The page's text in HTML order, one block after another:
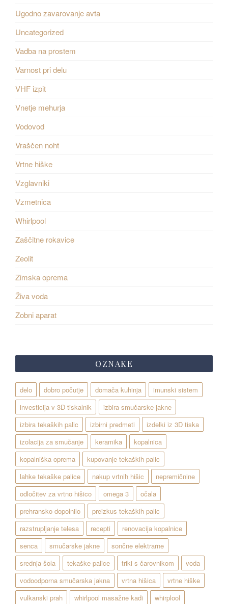
Ugodno zavarovanje avta
Uncategorized
Vadba na prostem
Varnost pri delu
VHF izpit
Vnetje mehurja
Vodovod
Vraščen noht
Vrtne hiške
Vzglavniki
Vzmetnica
Whirlpool
Zaščitne rokavice
Zeolit
Zimska oprema
Živa voda
Zobni aparat
OZNAKE
delo dobro počutje domača kuhinja
imunski sistem
investicija v 3D tiskalnik
izbira smučarske jakne
izbira tekaških palic
izbirni predmeti
izdelki iz 3D tiska
izolacija za smučanje
keramika
kopalnica
kopalniška oprema
kupovanje tekaških palic
lahke tekaške palice
nakup vrtnih hišic
nepremičnine
odločitev za vrtno hišico
omega 3
očala
prehransko dopolnilo
preizkus tekaških palic
razstrupljanje telesa
recepti
renovacija kopalnice
senca
smučarske jakne
sončne elektrarne
srednja šola
tekaške palice triki s čarovnikom
voda
vodoodporna smučarska jakna
vrtna hišica
vrtne hiške
vulkanski prah
whirlpool masažne kadi whirplool